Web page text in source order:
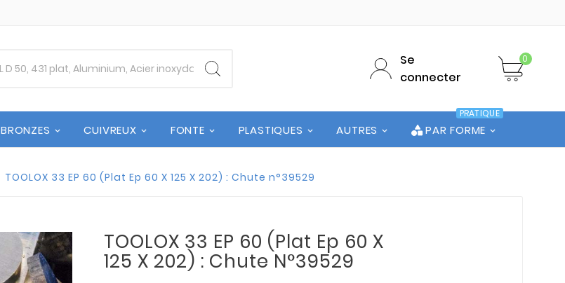
Se
connecter
0
BRONZES CUIVREUX FONTE PLASTIQUES AUTRES PAR FORME
PRATIQUE
TOOLOX 33 EP 60 (Plat Ep 60 X 125 X 202) : Chute n°39529
TOOLOX 33 EP 60 (Plat Ep 60 X
125 X 202) : Chute N°39529